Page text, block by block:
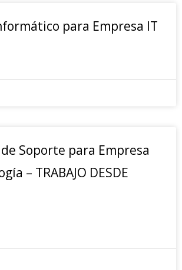
para Empresa IT
Soporte para Empresa
– TRABAJO DESDE